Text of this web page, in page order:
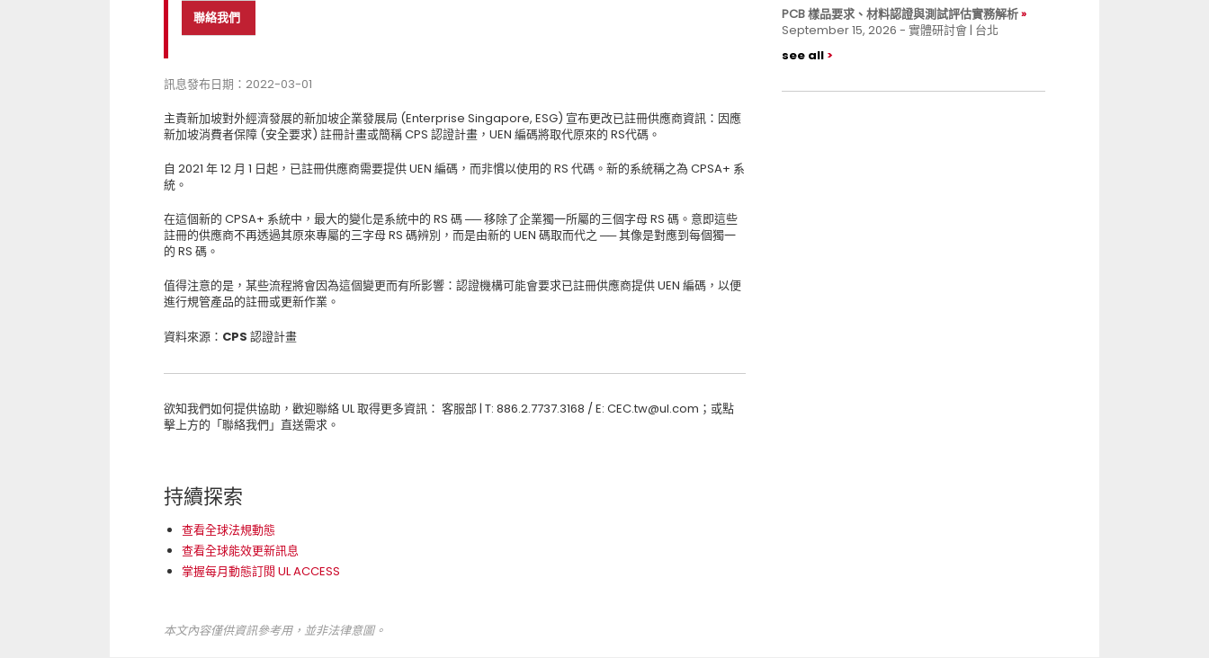
聯絡我們
訊息發布日期：2022-03-01
主責新加坡對外經濟發展的新加坡企業發展局 (Enterprise Singapore, ESG) 宣布更改已註冊供應商資訊：因應
新加坡消費者保障 (安全要求) 註冊計畫或簡稱 CPS 認證計畫，UEN 編碼將取代原來的 RS代碼。
自 2021 年 12 月 1 日起，已註冊供應商需要提供 UEN 編碼，而非慣以使用的 RS 代碼。新的系統稱之為 CPSA+ 系
統。
在這個新的 CPSA+ 系統中，最大的變化是系統中的 RS 碼 ── 移除了企業獨一所屬的三個字母 RS 碼。意即這些
註冊的供應商不再透過其原來專屬的三字母 RS 碼辨別，而是由新的 UEN 碼取而代之 ── 其像是對應到每個獨一
的 RS 碼。
值得注意的是，某些流程將會因為這個變更而有所影響：認證機構可能會要求已註冊供應商提供 UEN 編碼，以便
進行規管產品的註冊或更新作業。
資料來源：CPS 認證計畫
欲知我們如何提供協助，歡迎聯絡 UL 取得更多資訊： 客服部 | T: 886.2.7737.3168 / E: CEC.tw@ul.com；或點
擊上方的「聯絡我們」直送需求。
持續探索
查看全球法規動態
查看全球能效更新訊息
掌握每月動態訂閱 UL ACCESS
本文內容僅供資訊參考用，並非法律意圖。
PCB 樣品要求、材料認證與測試評估實務解析
September 15, 2026 - 實體研討會 | 台北
see all